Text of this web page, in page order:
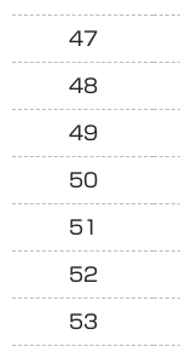
47
48
49
50
51
52
53